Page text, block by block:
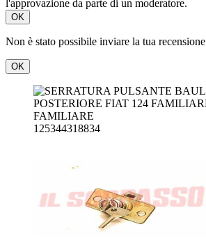
l'approvazione da parte di un moderatore.
OK
Non è stato possibile inviare la tua recensione
OK
125344318834